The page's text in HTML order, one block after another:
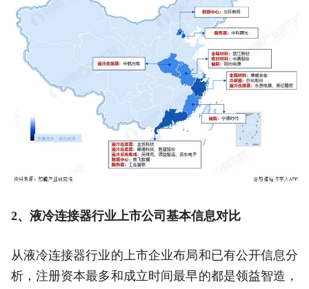
2、液冷连接器行业上市公司基本信息对比
从液冷连接器行业的上市企业布局和已有公开信息分
析，注册资本最多和成立时间最早的都是领益智造，